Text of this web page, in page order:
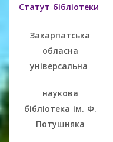
Статут бібліотеки
Закарпатська
обласна
універсальна
наукова
бібліотека ім. Ф.
Потушняка